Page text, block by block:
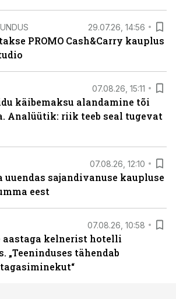
29.07.26, 14:56
PROMO Cash&Carry kauplus
07.08.26, 15:11
käibemaksu alandamine tõi
Analüütik: riik teeb seal tugevat
07.08.26, 12:10
uuendas sajandivanuse kaupluse
eest
07.08.26, 10:58
aastaga kelnerist hotelli
„Teeninduses tähendab